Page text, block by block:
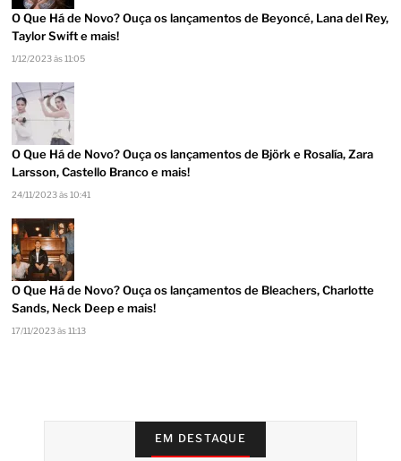
O Que Há de Novo? Ouça os lançamentos de Beyoncé, Lana del Rey,
Taylor Swift e mais!
1/12/2023 às 11:05
O Que Há de Novo? Ouça os lançamentos de Björk e Rosalía, Zara
Larsson, Castello Branco e mais!
24/11/2023 às 10:41
O Que Há de Novo? Ouça os lançamentos de Bleachers, Charlotte
Sands, Neck Deep e mais!
17/11/2023 às 11:13
EM DESTAQUE